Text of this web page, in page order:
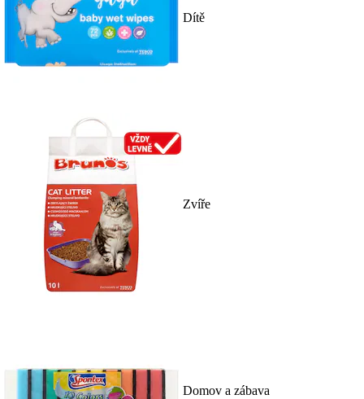
Dítě
Zvíře
Domov a zábava